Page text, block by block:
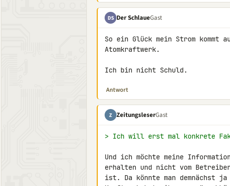
DS Der SchlaueGast
So ein Glück mein Strom kommt
Atomkraftwerk.
Ich bin nicht Schuld.
Antwort
Z ZeitungsleserGast
> Ich will erst mal konkrete
Und ich möchte meine
erhalten und nicht vom
ist. Da könnte man demnächst